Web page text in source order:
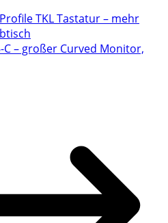
TKL Tastatur – mehr
C – großer Curved Monitor,